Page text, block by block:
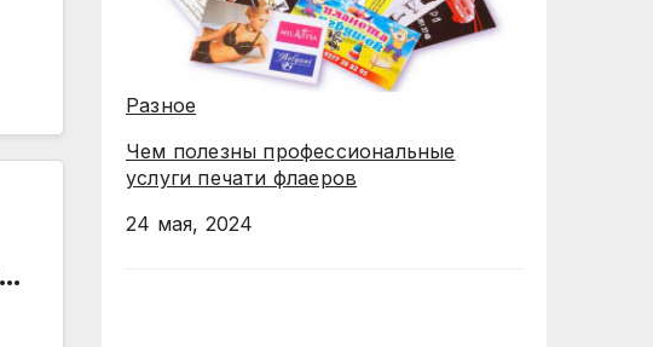
Разное
Чем полезны профессиональные
услуги печати флаеров
24 мая, 2024